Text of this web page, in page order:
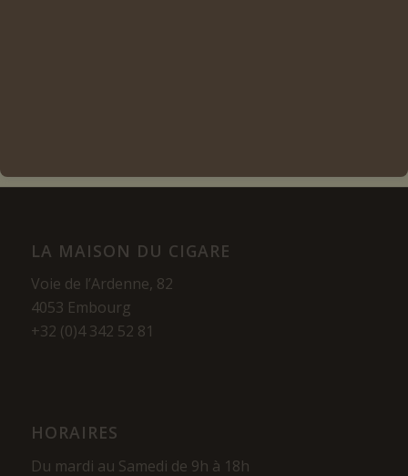
LA MAISON DU CIGARE
Voie de l’Ardenne, 82
4053 Embourg
+32 (0)4 342 52 81
HORAIRES
Du mardi au Samedi de 9h à 18h